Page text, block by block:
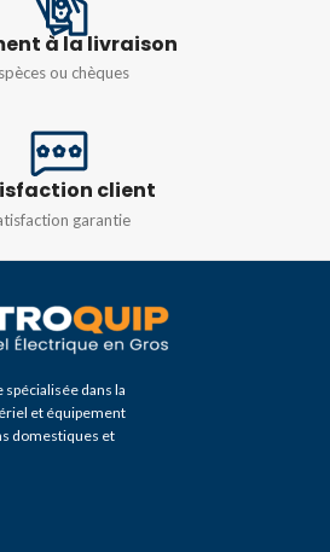
à la livraison
ou chèques
client
garantie
dans la
et équipement
domestiques et